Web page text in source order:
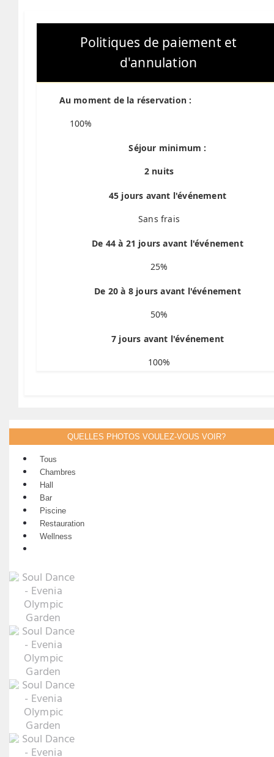
Politiques de paiement et
d'annulation
Au moment de la réservation :
100%
Séjour minimum :
2 nuits
45 jours avant l'événement
Sans frais
De 44 à 21 jours avant l'événement
25%
De 20 à 8 jours avant l'événement
50%
7 jours avant l'événement
100%
QUELLES PHOTOS VOULEZ-VOUS VOIR?
Tous
Chambres
Hall
Bar
Piscine
Restauration
Wellness